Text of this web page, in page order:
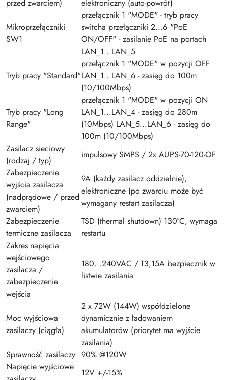
przed zwarciem) elektroniczny (auto-powrót)
Mikroprzełączniki
SW1
przełącznik 1 "MODE" - tryb pracy
switcha przełączniki 2...6 "PoE
ON/OFF" - zasilanie PoE na portach
LAN_1...LAN_5
Tryb pracy "Standard"
przełącznik 1 "MODE" w pozycji OFF
LAN_1...LAN_6 - zasięg do 100m
(10/100Mbps)
Tryb pracy "Long
Range"
przełącznik 1 "MODE" w pozycji ON
LAN_1...LAN_4 - zasięg do 280m
(10Mbps) LAN_5...LAN_6 - zasięg do
100m (10/100Mbps)
Zasilacz sieciowy
(rodzaj / typ)
impulsowy SMPS / 2x AUPS-70-120-OF
Zabezpieczenie
wyjścia zasilacza
(nadprądowe / przed
zwarciem)
9A (każdy zasilacz oddzielnie),
elektroniczne (po zwarciu może być
wymagany restart zasilacza)
Zabezpieczenie
termiczne zasilacza
TSD (thermal shutdown) 130°C, wymaga
restartu
Zakres napięcia
wejściowego
zasilacza /
zabezpieczenie
wejścia
180...240VAC / T3,15A bezpiecznik w
listwie zasilania
Moc wyjściowa
zasilaczy (ciągła)
2 x 72W (144W) współdzielone
dynamicznie z ładowaniem
akumulatorów (priorytet ma wyjście
zasilania)
Sprawność zasilaczy 90% @120W
Napięcie wyjściowe
12V +/-15%